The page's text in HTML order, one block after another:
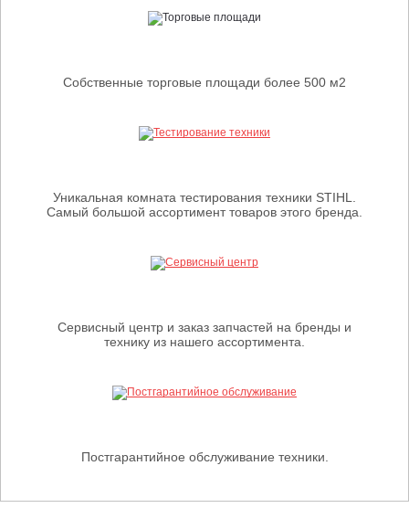
Собственные торговые площади более 500 м2
Уникальная комната тестирования техники STIHL.
Самый большой ассортимент товаров этого бренда.
Сервисный центр и заказ запчастей на бренды и
технику из нашего ассортимента.
Постгарантийное обслуживание техники.